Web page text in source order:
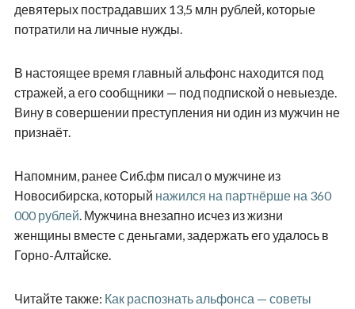
девятерых пострадавших 13,5 млн рублей, которые
потратили на личные нужды.
В настоящее время главный альфонс находится под
стражей, а его сообщники — под подпиской о невыезде.
Вину в совершении преступления ни один из мужчин не
признаёт.
Напомним, ранее Сиб.фм писал о мужчине из
Новосибирска, который нажился на партнёрше на 360
000 рублей. Мужчина внезапно исчез из жизни
женщины вместе с деньгами, задержать его удалось в
Горно-Алтайске.
Читайте также: Как распознать альфонса — советы